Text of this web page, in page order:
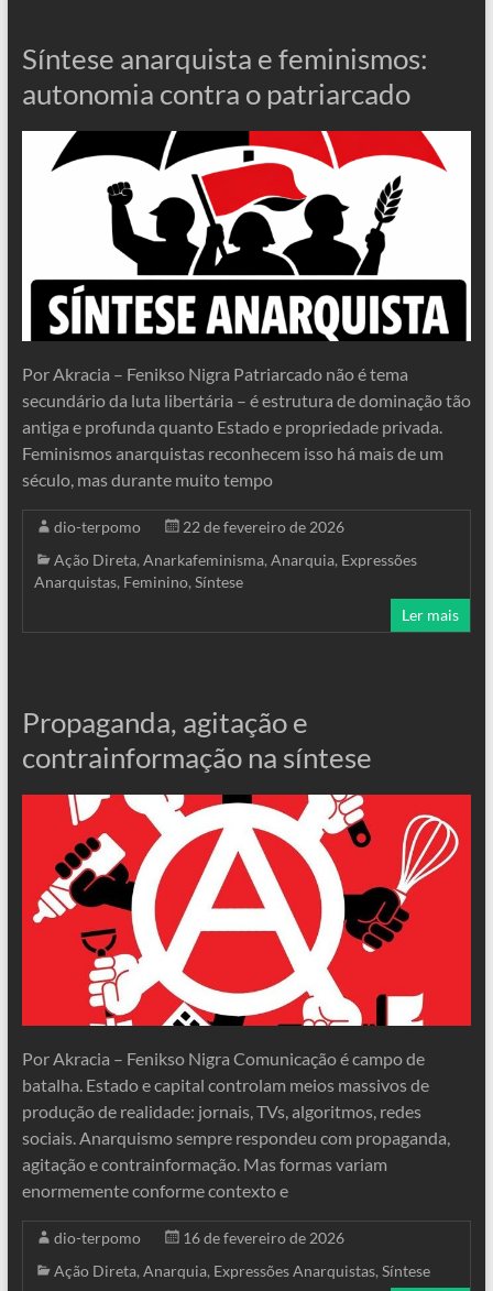
Síntese anarquista e feminismos:
autonomia contra o patriarcado
Por Akracia – Fenikso Nigra Patriarcado não é tema
secundário da luta libertária – é estrutura de dominação tão
antiga e profunda quanto Estado e propriedade privada.
Feminismos anarquistas reconhecem isso há mais de um
século, mas durante muito tempo
dio-terpomo
22 de fevereiro de 2026
Ação Direta, Anarkafeminisma, Anarquia, Expressões
Anarquistas, Feminino, Síntese
Ler mais
Propaganda, agitação e
contrainformação na síntese
Por Akracia – Fenikso Nigra Comunicação é campo de
batalha. Estado e capital controlam meios massivos de
produção de realidade: jornais, TVs, algoritmos, redes
sociais. Anarquismo sempre respondeu com propaganda,
agitação e contrainformação. Mas formas variam
enormemente conforme contexto e
dio-terpomo
16 de fevereiro de 2026
Ação Direta, Anarquia, Expressões Anarquistas, Síntese